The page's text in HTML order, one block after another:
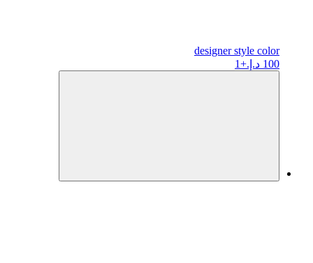
designerstyle color
100 د.إ.
+1